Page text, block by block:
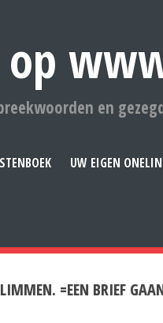
op
en
UW EIGEN
=EEN BRIEF